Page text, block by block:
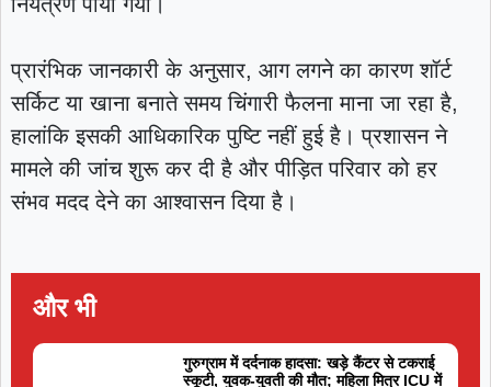
प्रारंभिक जानकारी के अनुसार, आग लगने का कारण शॉर्ट
सर्किट या खाना बनाते समय चिंगारी फैलना माना जा रहा है,
हालांकि इसकी आधिकारिक पुष्टि नहीं हुई है। प्रशासन ने
मामले की जांच शुरू कर दी है और पीड़ित परिवार को हर
संभव मदद देने का आश्वासन दिया है।
और भी
गुरुग्राम में दर्दनाक हादसा: खड़े कैंटर से टकराई
स्कूटी, युवक-युवती की मौत; महिला मित्र ICU में